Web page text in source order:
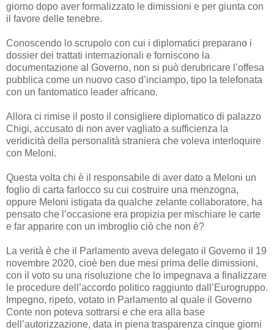
giorno dopo aver formalizzato le dimissioni e per giunta con
il favore delle tenebre.
Conoscendo lo scrupolo con cui i diplomatici preparano i
dossier dei trattati internazionali e forniscono la
documentazione al Governo, non si può derubricare l’offesa
pubblica come un nuovo caso d’inciampo, tipo la telefonata
con un fantomatico leader africano.
Allora ci rimise il posto il consigliere diplomatico di palazzo
Chigi, accusato di non aver vagliato a sufficienza la
veridicità della personalità straniera che voleva interloquire
con Meloni.
Questa volta chi è il responsabile di aver dato a Meloni un
foglio di carta farlocco su cui costruire una menzogna,
oppure Meloni istigata da qualche zelante collaboratore, ha
pensato che l’occasione era propizia per mischiare le carte
e far apparire con un imbroglio ciò che non è?
La verità è che il Parlamento aveva delegato il Governo il 19
novembre 2020, cioè ben due mesi prima delle dimissioni,
con il voto su una risoluzione che lo impegnava a finalizzare
le procedure dell’accordo politico raggiunto dall’Eurogruppo.
Impegno, ripeto, votato in Parlamento al quale il Governo
Conte non poteva sottrarsi e che era alla base
dell’autorizzazione, data in piena trasparenza cinque giorni